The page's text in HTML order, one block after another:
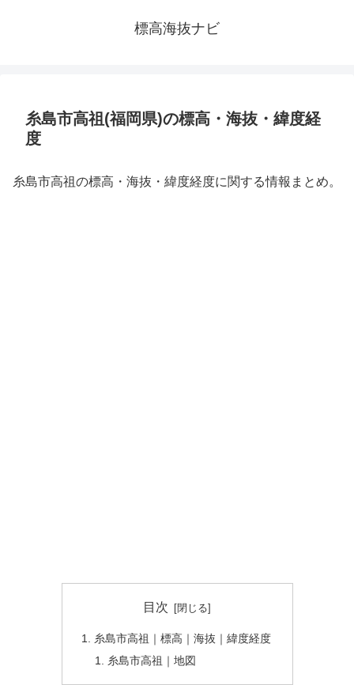
標高海抜ナビ
糸島市高祖(福岡県)の標高・海抜・緯度経
度
糸島市高祖の標高・海抜・緯度経度に関する情報まとめ。
目次
糸島市高祖｜標高｜海抜｜緯度経度
糸島市高祖｜地図